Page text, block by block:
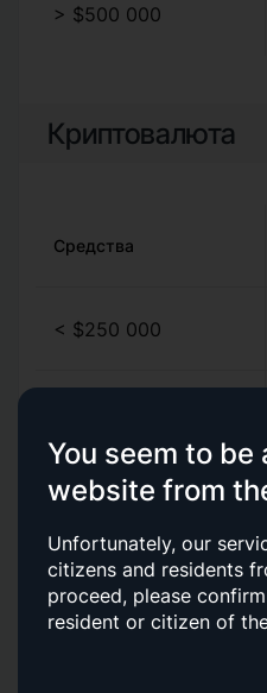
> $500 000
Криптовалюта
Средства
< $250 000
Средства
< $250 000
You seem to
website from
Unfortunately, our
citizens and residents
proceed, please
resident or citizen of